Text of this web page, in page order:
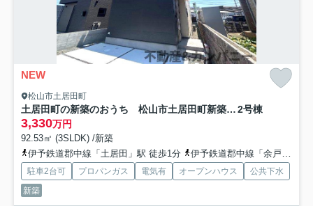
NEW
松山市土居田町
土居田町の新築のおうち 松山市土居田町新築戸建 2号棟
3,330万円
92.53㎡ (3SLDK) /新築
伊予鉄道郡中線「土居田」駅 徒歩1分
伊予鉄道郡中線「余戸」駅 徒歩17分
駐車2台可 プロパンガス 電気有 オープンハウス
公共下水
新築